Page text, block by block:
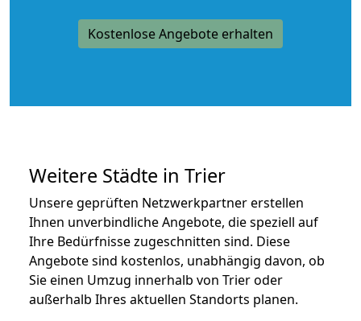
Kostenlose Angebote erhalten
Weitere Städte in Trier
Unsere geprüften Netzwerkpartner erstellen
Ihnen unverbindliche Angebote, die speziell auf
Ihre Bedürfnisse zugeschnitten sind. Diese
Angebote sind kostenlos, unabhängig davon, ob
Sie einen Umzug innerhalb von Trier oder
außerhalb Ihres aktuellen Standorts planen.